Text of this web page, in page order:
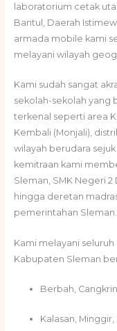
laboratorium cetak
Bantul, Daerah
armada mobile kami
melayani wilayah
Kami sudah sangat
sekolah-sekolah yang
terkenal seperti area
Kembali (Monjali),
wilayah berudara
kemitraan kami
Sleman, SMK Negeri 2
hingga deretan
pemerintahan Sleman.
Kami melayani
Kabupaten Sleman
Berbah,
Kalasan,